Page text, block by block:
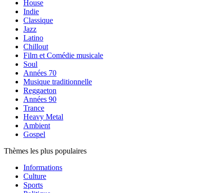
House
Indie
Classique
Jazz
Latino
Chillout
Film et Comédie musicale
Soul
Années 70
Musique traditionnelle
Reggaeton
Années 90
Trance
Heavy Metal
Ambient
Gospel
Thèmes les plus populaires
Informations
Culture
Sports